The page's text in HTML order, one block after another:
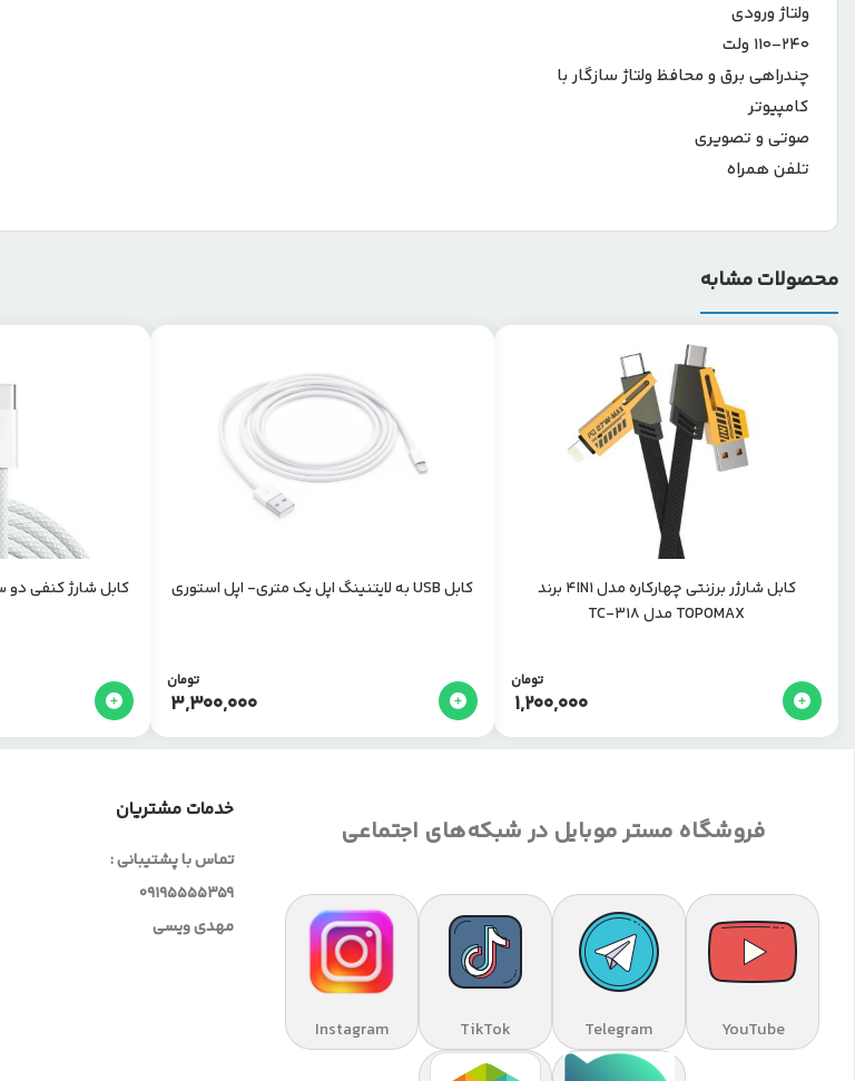
ولتاژ ورودی
۱۱۰-۲۴۰ ولت
چندراهی برق و محافظ ولتاژ سازگار با
کامپیوتر
صوتی و تصویری
تلفن همراه
محصولات مشابه
کابل شارژر برزنتی چهارکاره مدل 4IN1 برند
TOPOMAX مدل TC-318
1,200,000
تومان
کابل USB به لایتنینگ اپل یک متری- اپل استوری
3,300,000
تومان
فروشگاه مستر موبایل در شبکه‌های اجتماعی
YouTube
Telegram
TikTok
Instagram
خدمات مشتریان
تماس با پشتیبانی :
09195555359
مهدی ویسی